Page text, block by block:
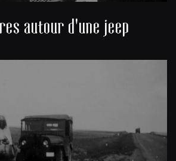
autour d'une jeep